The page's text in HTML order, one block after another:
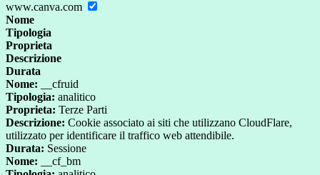
www.canva.com
Nome
Tipologia
Proprieta
Descrizione
Durata
Nome: __cfruid
Tipologia: analitico
Proprieta: Terze Parti
Descrizione: Cookie associato ai siti che utilizzano CloudFlare,
utilizzato per identificare il traffico web attendibile.
Durata: Sessione
Nome: __cf_bm